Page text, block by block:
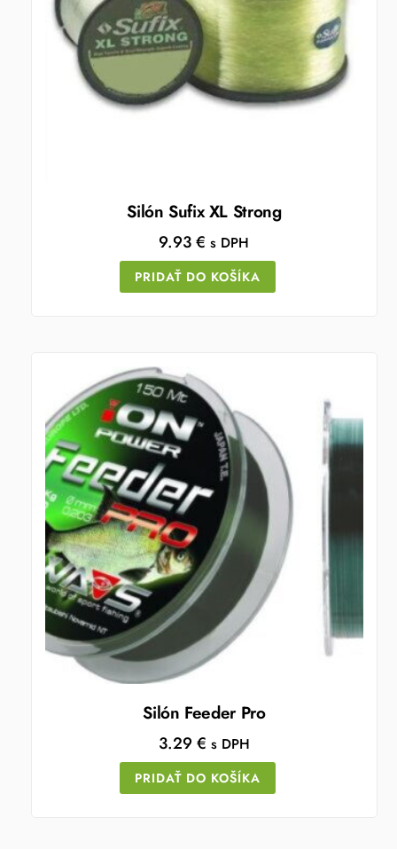
Silón Sufix XL Strong
9.93€ s DPH
PRIDAŤ DO KOŠÍKA
Silón Feeder Pro
3.29€ s DPH
PRIDAŤ DO KOŠÍKA